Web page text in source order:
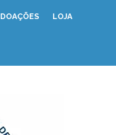
DOAÇÕES
LOJA